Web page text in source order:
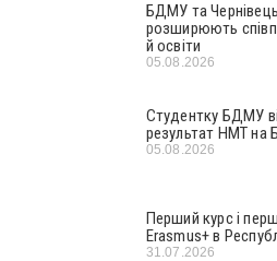
БДМУ та
розширюють
й освіти
05.08.2026
Студентку БДМУ
результат НМТ на
05.08.2026
Перший курс і
Erasmus+ в
31.07.2026